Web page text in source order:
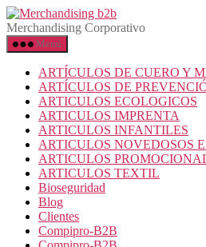
Merchandising Corporativo
Menú
ARTÍCULOS DE CUERO Y
ARTÍCULOS DE
ARTICULOS ECOLOGICOS
ARTICULOS IMPRENTA
ARTICULOS INFANTILES
ARTICULOS NOVEDOSOS
ARTICULOS
ARTICULOS TEXTIL
Bioseguridad
Blog
Clientes
Compipro-B2B